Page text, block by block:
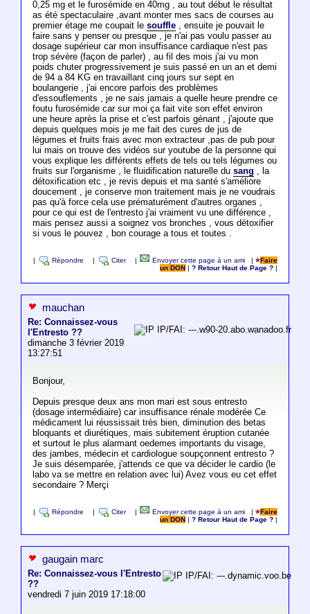
0,25 mg et le furosémide en 40mg , au tout début le résultat
as été spectaculaire ,avant monter mes sacs de courses au
premier étage me coupait le souffle, ensuite je pouvait le
faire sans y penser ou presque , je n'ai pas voulu passer au
dosage supérieur car mon insuffisance cardiaque n'est pas
trop sévère (façon de parler) , au fil des mois j'ai vu mon
poids chuter progressivement je suis passé en un an et demi
de 94 a 84 KG en travaillant cinq jours sur sept en
boulangerie , j'ai encore parfois des problèmes
d'essouflements , je ne sais jamais a quelle heure prendre ce
foutu furosémide car sur moi ça fait vite son effet environ
une heure après la prise et c'est parfois génant , j'ajoute que
depuis quelques mois je me fait des cures de jus de
légumes et fruits frais avec mon extracteur ,pas de pub pour
lui mais on trouve des vidéos sur youtube de la personne qui
vous explique les différents effets de tels ou tels légumes ou
fruits sur l'organisme , le fluidification naturelle du sang , la
détoxification etc , je revis depuis et ma santé s'améliore
doucement , je conserve mon traitement mais je ne voudrais
pas qu'à force cela use prématurément d'autres organes ,
pour ce qui est de l'entresto j'ai vraiment vu une différence ,
mais pensez aussi a soignez vos bronches , vous détoxifier
si vous le pouvez , bon courage a tous et toutes .
Répondre Citer Envoyer cette page à un ami |
Faire
un DON
|? Retour Haut de Page ?
mauchan
Re: Connaissez-vous
l'Entresto ??
dimanche 3 février 2019
13:27:51
IP/FAI: ---.w90-20.abo.wanadoo.fr
Bonjour,
Depuis presque deux ans mon mari est sous entresto
(dosage intermédiaire) car insuffisance rénale modérée Ce
médicament lui réussissait très bien, diminution des betas
bloquants et diurétiques, mais subitement éruption cutanée
et surtout le plus alarmant oedemes importants du visage,
des jambes, médecin et cardiologue soupçonnent entresto ?
Je suis désemparée, j'attends ce que va décider le cardio (le
labo va se mettre en relation avec lui) Avez vous eu cet effet
secondaire ? Merçi
Répondre Citer Envoyer cette page à un ami |
Faire
un DON
|? Retour Haut de Page ?
gaugain marc
Re: Connaissez-vous l'Entresto
??
vendredi 7 juin 2019 17:18:00
IP/FAI: ---.dynamic.voo.be